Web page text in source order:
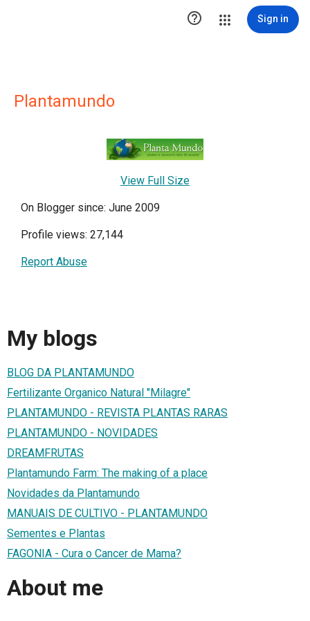
 Sign in
Plantamundo
View Full Size
On Blogger since: June 2009
Profile views: 27,144
Report Abuse
My blogs
BLOG DA PLANTAMUNDO
Fertilizante Organico Natural "Milagre"
PLANTAMUNDO - REVISTA PLANTAS RARAS
PLANTAMUNDO - NOVIDADES
DREAMFRUTAS
Plantamundo Farm: The making of a place
Novidades da Plantamundo
MANUAIS DE CULTIVO - PLANTAMUNDO
Sementes e Plantas
FAGONIA - Cura o Cancer de Mama?
About me